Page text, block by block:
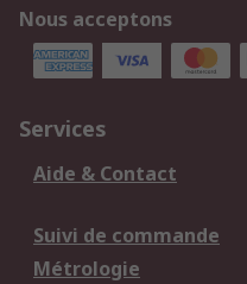
Nous acceptons
Services
Aide & Contact
Suivi de commande
Métrologie